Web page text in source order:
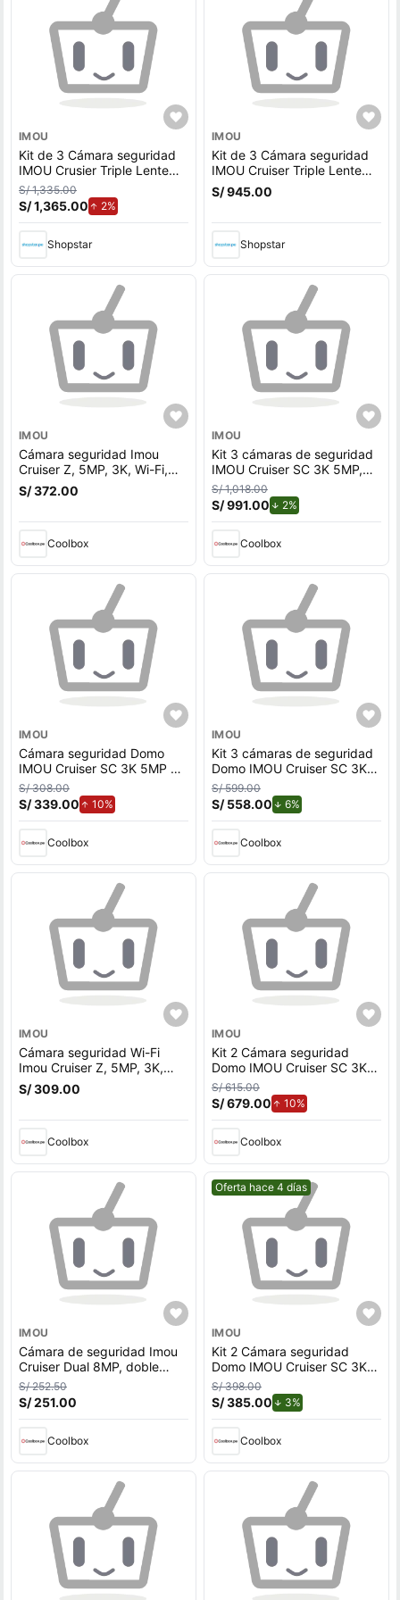
IMOU
Kit de 3 Cámara seguridad
IMOU Crusier Triple Lente
11MP + Micro SD 128GB
Lente FIjo y PT Exterior
S/ 1,335.00
S/ 1,365.00 2%
Shopstar
IMOU
Kit de 3 Cámara seguridad
IMOU Cruiser Triple Lente
3+3+5 MP Lente FIjo y PT
Exterior
S/ 945.00
Shopstar
IMOU
Cámara seguridad Imou
Cruiser Z, 5MP, 3K, Wi-Fi,
exterior, doble lente, blanco
+ Micro SD 128GB
S/ 372.00
Coolbox
IMOU
Kit 3 cámaras de seguridad
IMOU Cruiser SC 3K 5MP,
360° exterior, con Micro SD
128GB, blanco
S/ 1,018.00
S/ 991.00 2%de descuento.
Coolbox
IMOU
Cámara seguridad Domo
IMOU Cruiser SC 3K 5MP +
Micro SD 128GB 360°
exterior, blanco
S/ 308.00
S/ 339.00 10%
Coolbox
IMOU
Kit 3 cámaras de seguridad
Domo IMOU Cruiser SC 3K
5MP, exterior IP66, visión
nocturna, blanco
S/ 599.00
S/ 558.00 6%de descuento.
Coolbox
IMOU
Cámara seguridad Wi-Fi
Imou Cruiser Z, 5MP, 3K,
doble lente, exterior, blanco
+ Micro SD 64GB
S/ 309.00
Coolbox
IMOU
Kit 2 Cámara seguridad
Domo IMOU Cruiser SC 3K
5MP + Micro SD 128GB
360° Exterior - Blanco
S/ 615.00
S/ 679.00 10%de aumento.
Coolbox
IMOU
Cámara de seguridad Imou
Cruiser Dual 8MP, doble
lente, visión panorámica
355°, Wi-Fi, apta para
exterior
S/ 252.50
S/ 251.00
Coolbox
Mejor precio.
Oferta hace 4 días
IMOU
Kit 2 Cámara seguridad
Domo IMOU Cruiser SC 3K
5MP 360° Exterior - Blanco
S/ 398.00
S/ 385.00 3%de descuento.
Coolbox